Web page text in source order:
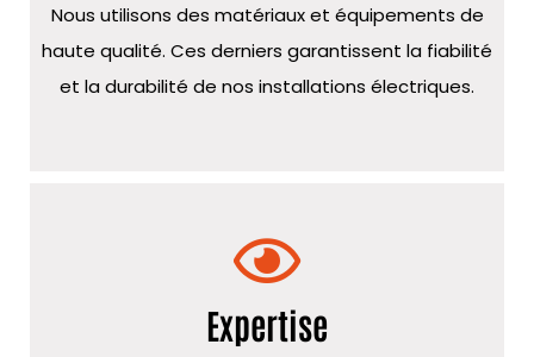
Nous utilisons des matériaux et équipements de
haute qualité. Ces derniers garantissent la fiabilité
et la durabilité de nos installations électriques.
Expertise